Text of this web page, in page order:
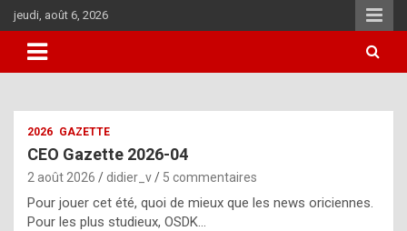
Aller
au
contenu
jeudi, août 6, 2026
i
2026 GAZETTE
CEO Gazette 2026-04
2 août 2026 didier_v 5 commentaires
Pour jouer cet été, quoi de mieux que les news oriciennes.
Pour les plus studieux, OSDK…